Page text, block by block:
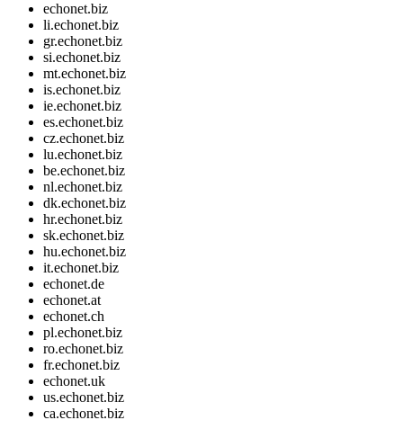
echonet.biz
li.echonet.biz
gr.echonet.biz
si.echonet.biz
mt.echonet.biz
is.echonet.biz
ie.echonet.biz
es.echonet.biz
cz.echonet.biz
lu.echonet.biz
be.echonet.biz
nl.echonet.biz
dk.echonet.biz
hr.echonet.biz
sk.echonet.biz
hu.echonet.biz
it.echonet.biz
echonet.de
echonet.at
echonet.ch
pl.echonet.biz
ro.echonet.biz
fr.echonet.biz
echonet.uk
us.echonet.biz
ca.echonet.biz